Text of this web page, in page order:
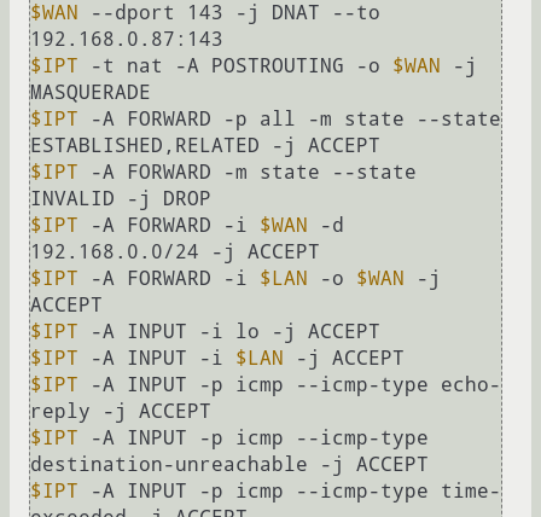
$WAN
--dport 143 -j DNAT --to
$IPT -t nat -A POSTROUTING -o $WAN
-j
$IPT -A FORWARD -p all -m state --state
$IPT -A FORWARD -m state --state
$IPT -A FORWARD -i $WAN
-d
$IPT -A FORWARD -i $LAN -o $WAN
-j
$IPT
$IPT -A INPUT -i $LAN
$IPT -A INPUT -p icmp --icmp-type echo-
$IPT -A INPUT -p icmp --icmp-type
$IPT -A INPUT -p icmp --icmp-type time-